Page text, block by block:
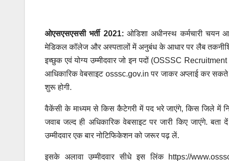
ओएसएसएससी भर्ती 2021: ओडिशा अधीनस्थ कर्मचारी चयन
मेडिकल कॉलेज और अस्पतालों में अनुबंध के आधार पर लैब
इच्छुक एवं योग्य उम्मीदवार जो इन पदों (OSSSC
आधिकारिक वेबसाइट osssc.gov.in पर जाकर अप्लाई कर
शुरू होगी.
वैकेंसी के माध्यम से किस कैटेगरी में पद भरे जाएंगे, किस जिले में
जवाब जल्द ही अधिकारिक वेबसाइट पर जारी किए जाएंगे.
उम्मीदवार एक बार नोटिफिकेशन को जरूर पढ़ लें.
इसके अलावा उम्मीदवार सीधे इस लिंक https://